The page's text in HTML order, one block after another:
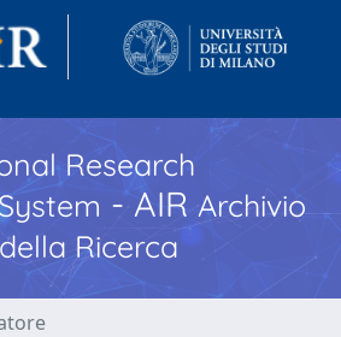
Research
- AIR Archivio
Ricerca